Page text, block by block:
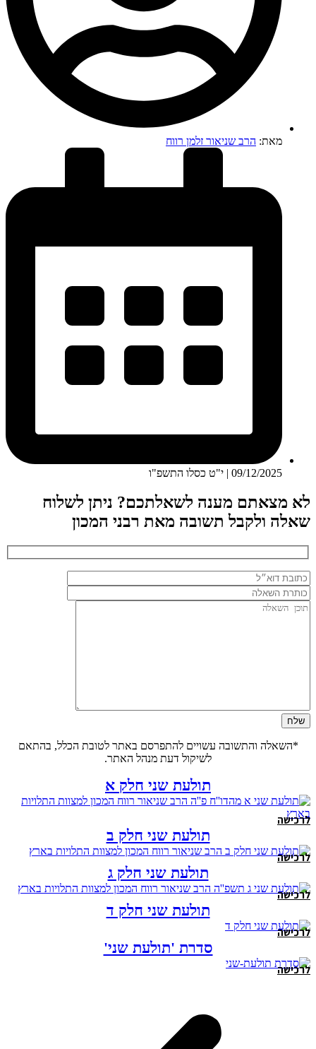
מאת: הרב שניאור זלמן רווח
09/12/2025 | י"ט כסלו התשפ"ו
לא מצאתם מענה לשאלתכם? ניתן לשלוח
שאלה ולקבל תשובה מאת רבני המכון
*השאלה והתשובה עשויים להתפרסם באתר לטובת הכלל, בהתאם
לשיקול דעת מנהל האתר.
תולעת שני חלק א
לרכישה
תולעת שני חלק ב
לרכישה
תולעת שני חלק ג
לרכישה
תולעת שני חלק ד
לרכישה
סדרת 'תולעת שני'
לרכישה